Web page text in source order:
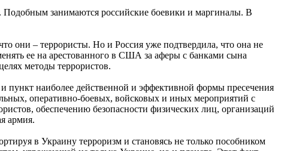
занимаются российские боевики и маргиналы. В
они – террористы. Но и Россия уже подтвердила, что она не
ее на арестованного в США за аферы с банками сына
методы террористов.
пункт наиболее действенной и эффективной формы пресечения
оперативно-боевых, войсковых и иных мероприятий с
обеспечению безопасности физических лиц, организаций
армия.
в Украину терроризм и становясь не только пособником